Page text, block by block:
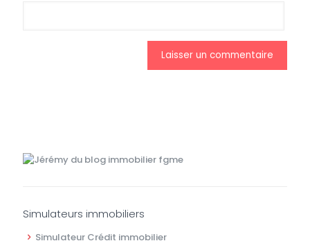
Simulateurs immobiliers
Simulateur Crédit immobilier